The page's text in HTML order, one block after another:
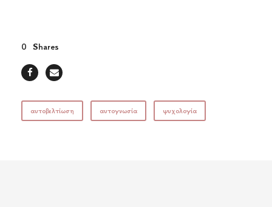
0 Shares
αυτοβελτίωση αυτογνωσία ψυχολογία